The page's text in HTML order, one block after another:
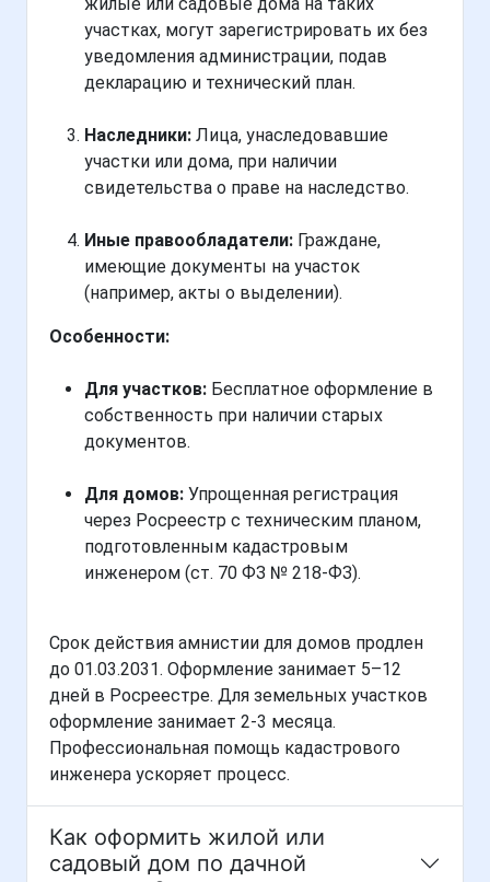
жилые или садовые дома на таких
участках, могут зарегистрировать их без
уведомления администрации, подав
декларацию и технический план.
Наследники: Лица, унаследовавшие
участки или дома, при наличии
свидетельства о праве на наследство.
Иные правообладатели: Граждане,
имеющие документы на участок
(например, акты о выделении).
Особенности:
Для участков: Бесплатное оформление в
собственность при наличии старых
документов.
Для домов: Упрощенная регистрация
через Росреестр с техническим планом,
подготовленным кадастровым
инженером (ст. 70 ФЗ № 218-ФЗ).
Срок действия амнистии для домов продлен
до 01.03.2031. Оформление занимает 5–12
дней в Росреестре. Для земельных участков
оформление занимает 2-3 месяца.
Профессиональная помощь кадастрового
инженера ускоряет процесс.
Как оформить жилой или
садовый дом по дачной